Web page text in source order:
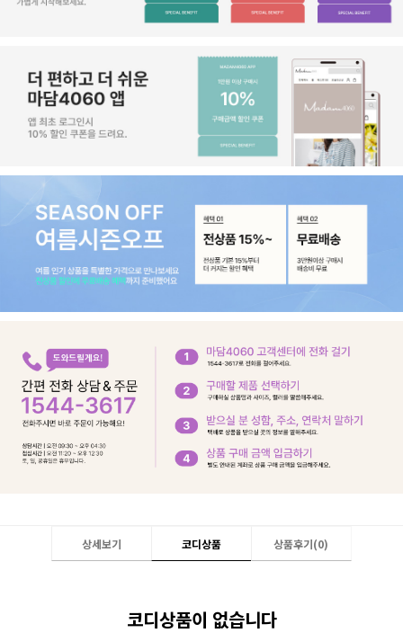
상세보기 코디상품 상품후기(0)
코디상품이 없습니다